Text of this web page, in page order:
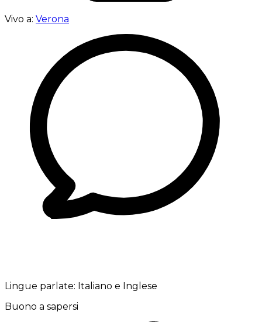
Vivo a: Verona
Lingue parlate: Italiano e Inglese
Buono a sapersi